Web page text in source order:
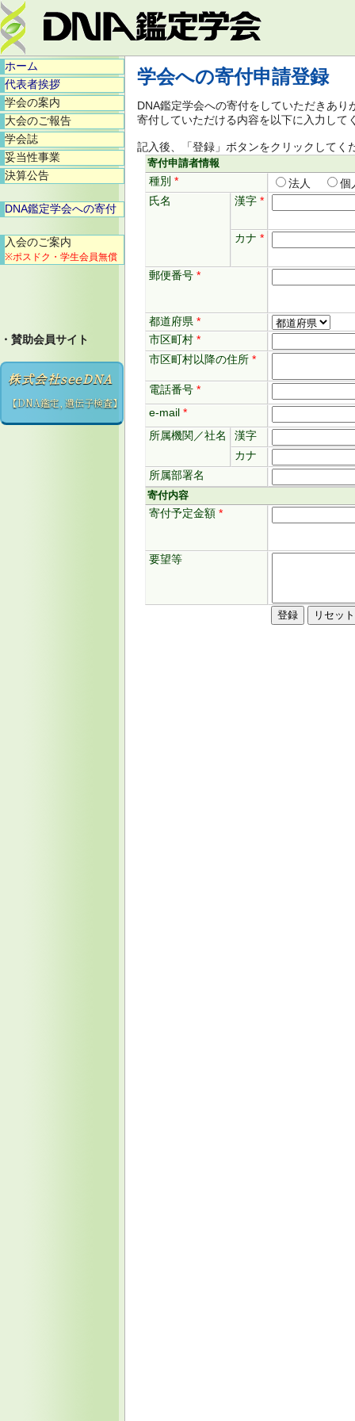
ホーム
代表者挨拶
学会の案内
大会のご報告
学会誌
妥当性事業
決算公告
DNA鑑定学会への寄付
入会のご案内
※ポスドク・学生会員無償
・賛助会員サイト
株式会社seeDNA
【DNA鑑定, 遺伝子検査】
学会への寄付申請登録
DNA鑑定学会への寄付をしていただきあり
寄付していただける内容を以下に入力して
記入後、「登録」ボタンをクリックしてく
寄付申請者情報
種別 * 法人
個
氏名
漢字 *
カナ *
郵便番号 *
都道府県 *
市区町村 *
市区町村以降の住所 *
電話番号 *
e-mail *
所属機関／社名
漢字
カナ
所属部署名
寄付内容
寄付予定金額 *
要望等